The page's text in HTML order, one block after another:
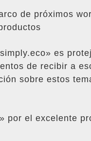
de próximos
es
de recibir a
sobre estos
por el excelente